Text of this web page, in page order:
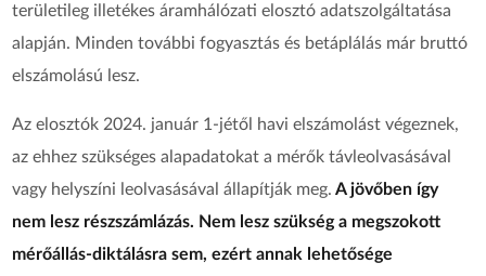
területileg illetékes áramhálózati elosztó adatszolgáltatása
alapján. Minden további fogyasztás és betáplálás már bruttó
elszámolású lesz.
Az elosztók 2024. január 1-jétől havi elszámolást végeznek,
az ehhez szükséges alapadatokat a mérők távleolvasásával
vagy helyszíni leolvasásával állapítják meg. A jövőben így
nem lesz részszámlázás. Nem lesz szükség a megszokott
mérőállás-diktálásra sem, ezért annak lehetősége